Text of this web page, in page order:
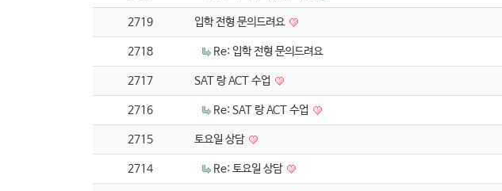
2719 입학 전형 문의드려요
2718 Re: 입학 전형 문의드려요
2717 SAT 랑 ACT 수업
2716 Re: SAT 랑 ACT 수업
2715 토요일 상담
2714 Re: 토요일 상담